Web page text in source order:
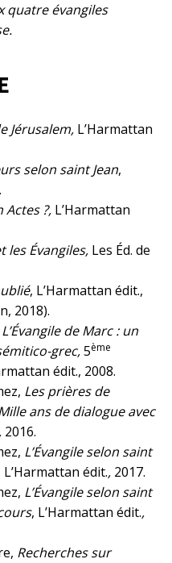
quatre évangiles
Jérusalem, L’Harmattan
selon saint Jean,
Actes ?, L’Harmattan
les Évangiles, Les Éd. de
, L’Harmattan édit.,
2018).
L’Évangile de Marc : un
grec,5ème
édit., 2008.
Les prières de
ans de dialogue avec
, 2016.
L’Évangile selon saint
L’Harmattan édit., 2017.
L’Évangile selon saint
, L’Harmattan édit.,
Recherches sur